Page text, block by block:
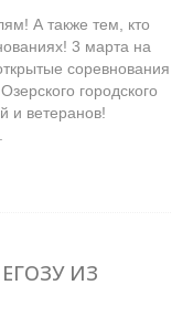
А также тем, кто
3 марта на
соревнования
городского
и ветеранов!
ИЗ